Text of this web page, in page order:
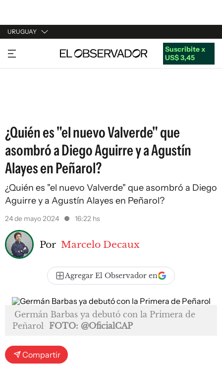
URUGUAY
URUGUAY
ARGENTINA
Suscribite x
US$ 3,45
¿Quién es "el nuevo Valverde" que
asombró a Diego Aguirre y a Agustín
Alayes en Peñarol?
¿Quién es "el nuevo Valverde" que asombró a Diego
Aguirre y a Agustín Alayes en Peñarol?
24 de mayo 2024 16:22 hs
Por Marcelo Decaux
Agregar El Observador en
Germán Barbas ya debutó con la Primera de
Peñarol FOTO: @OficialCAP
Compartir